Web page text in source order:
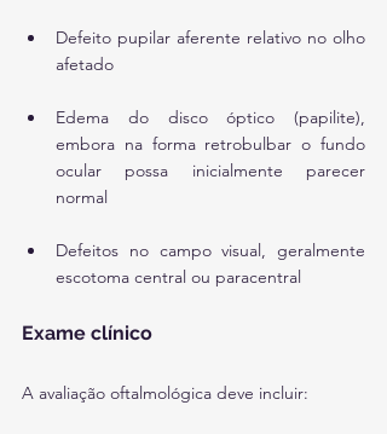
Defeito pupilar aferente relativo no olho
afetado
Edema do disco óptico (papilite),
embora na forma retrobulbar o fundo
ocular possa inicialmente parecer
normal
Defeitos no campo visual, geralmente
escotoma central ou paracentral
Exame clínico
A avaliação oftalmológica deve incluir: